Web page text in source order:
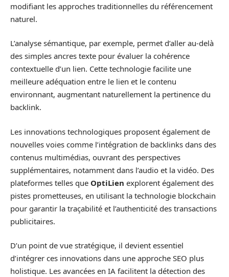
modifiant les approches traditionnelles du référencement
naturel.
L’analyse sémantique, par exemple, permet d’aller au-delà
des simples ancres texte pour évaluer la cohérence
contextuelle d’un lien. Cette technologie facilite une
meilleure adéquation entre le lien et le contenu
environnant, augmentant naturellement la pertinence du
backlink.
Les innovations technologiques proposent également de
nouvelles voies comme l’intégration de backlinks dans des
contenus multimédias, ouvrant des perspectives
supplémentaires, notamment dans l’audio et la vidéo. Des
plateformes telles que OptiLien explorent également des
pistes prometteuses, en utilisant la technologie blockchain
pour garantir la traçabilité et l’authenticité des transactions
publicitaires.
D’un point de vue stratégique, il devient essentiel
d’intégrer ces innovations dans une approche SEO plus
holistique. Les avancées en IA facilitent la détection des